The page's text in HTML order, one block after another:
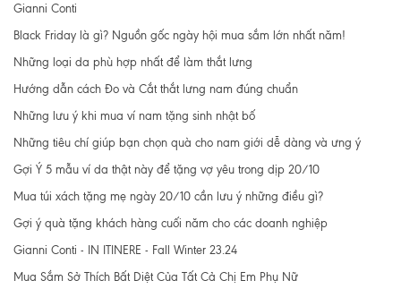
Gianni Conti
Black Friday là gì? Nguồn gốc ngày hội mua sắm lớn nhất năm!
Những loại da phù hợp nhất để làm thắt lưng
Hướng dẫn cách Đo và Cắt thắt lưng nam đúng chuẩn
Những lưu ý khi mua ví nam tặng sinh nhật bố
Những tiêu chí giúp bạn chọn quà cho nam giới dễ dàng và ưng ý
Gợi Ý 5 mẫu ví da thật này để tặng vợ yêu trong dịp 20/10
Mua túi xách tặng mẹ ngày 20/10 cần lưu ý những điều gì?
Gợi ý quà tặng khách hàng cuối năm cho các doanh nghiệp
Gianni Conti - IN ITINERE - Fall Winter 23.24
Mua Sắm Sở Thích Bất Diệt Của Tất Cả Chị Em Phụ Nữ